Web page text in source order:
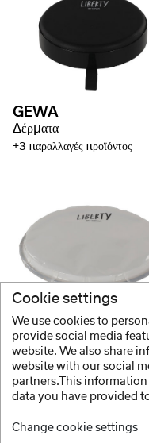
GEWA
Δέρματα
+3 παραλλαγές προϊόντος
GEWA
Δέρματα
+3 παραλλαγές προϊόντος
Cookie settings
We use cookies to
provide social media
website. We also share
website with our social
partners.This
data you have provided
Change cookie settings